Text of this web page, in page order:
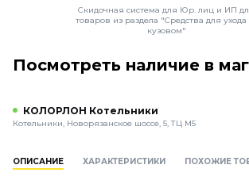
Скидочная система для Юр. лиц и ИП
товаров из раздела "Средства для ухода
кузовом"
Посмотреть наличие в
КОЛОРЛОН Котельники
Котельники, Новорязанское шоссе, 5, ТЦ М5
ОПИСАНИЕ ХАРАКТЕРИСТИКИ ПОХОЖИЕ